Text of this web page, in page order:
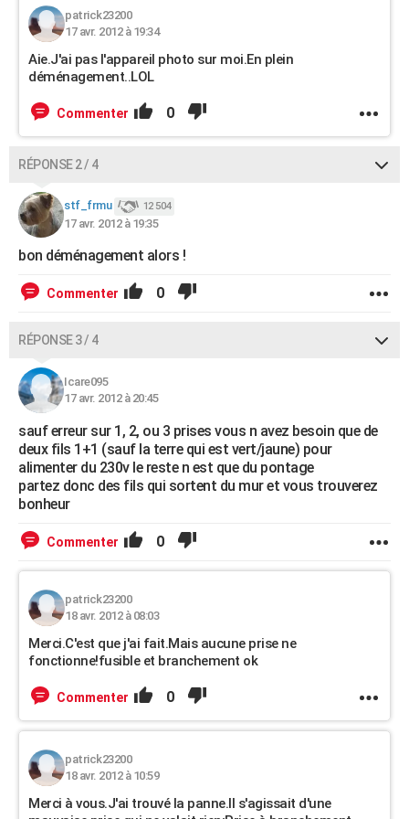
patrick23200
17 avr. 2012 à 19:34
Aie.J'ai pas l'appareil photo sur moi.En plein
déménagement..LOL
Commenter 0
RÉPONSE 2 / 4
stf_frmu 12 504
17 avr. 2012 à 19:35
bon déménagement alors !
Commenter 0
RÉPONSE 3 / 4
Icare095
17 avr. 2012 à 20:45
sauf erreur sur 1, 2, ou 3 prises vous n avez besoin que de
deux fils 1+1 (sauf la terre qui est vert/jaune) pour
alimenter du 230v le reste n est que du pontage
partez donc des fils qui sortent du mur et vous trouverez
bonheur
Commenter 0
patrick23200
18 avr. 2012 à 08:03
Merci.C'est que j'ai fait.Mais aucune prise ne
fonctionne!fusible et branchement ok
Commenter 0
patrick23200
18 avr. 2012 à 10:59
Merci à vous.J'ai trouvé la panne.Il s'agissait d'une